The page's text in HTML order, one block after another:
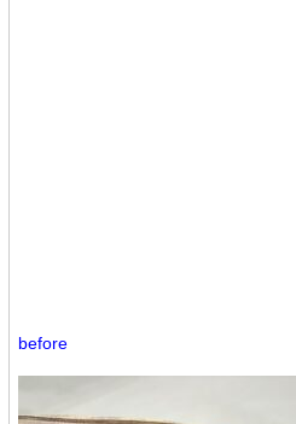
before